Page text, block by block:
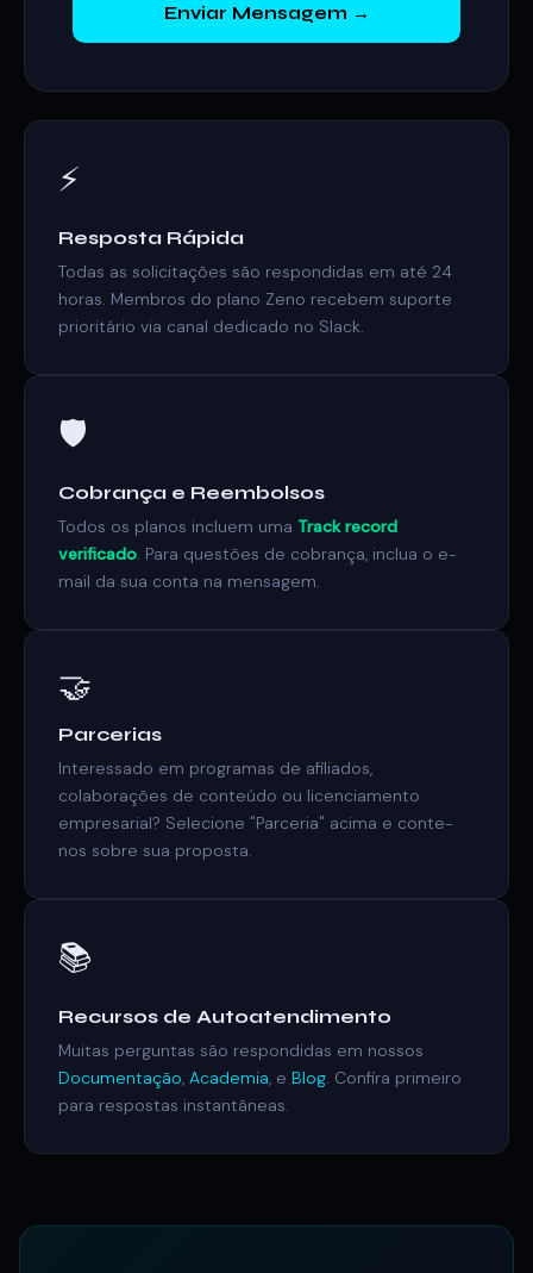
Enviar Mensagem →
⚡
Resposta Rápida
Todas as solicitações são respondidas em até 24
horas. Membros do plano Zeno recebem suporte
prioritário via canal dedicado no Slack.
🛡️
Cobrança e Reembolsos
Todos os planos incluem uma Track record
verificado. Para questões de cobrança, inclua o e-
mail da sua conta na mensagem.
🤝
Parcerias
Interessado em programas de afiliados,
colaborações de conteúdo ou licenciamento
empresarial? Selecione "Parceria" acima e conte-
nos sobre sua proposta.
📚
Recursos de Autoatendimento
Muitas perguntas são respondidas em nossos
Documentação, Academia, e Blog. Confira primeiro
para respostas instantâneas.